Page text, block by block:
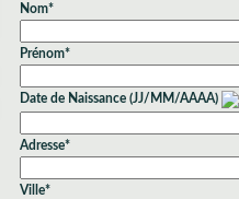
Nom*
Prénom*
Date de Naissance (JJ/MM/AAAA)
Adresse*
Ville*